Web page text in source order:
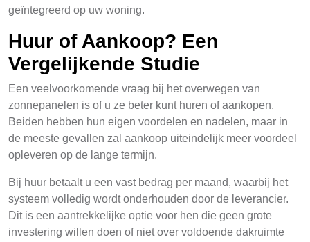
geïntegreerd op uw woning.
Huur of Aankoop? Een
Vergelijkende Studie
Een veelvoorkomende vraag bij het overwegen van
zonnepanelen is of u ze beter kunt huren of aankopen.
Beiden hebben hun eigen voordelen en nadelen, maar in
de meeste gevallen zal aankoop uiteindelijk meer voordeel
opleveren op de lange termijn.
Bij huur betaalt u een vast bedrag per maand, waarbij het
systeem volledig wordt onderhouden door de leverancier.
Dit is een aantrekkelijke optie voor hen die geen grote
investering willen doen of niet over voldoende dakruimte